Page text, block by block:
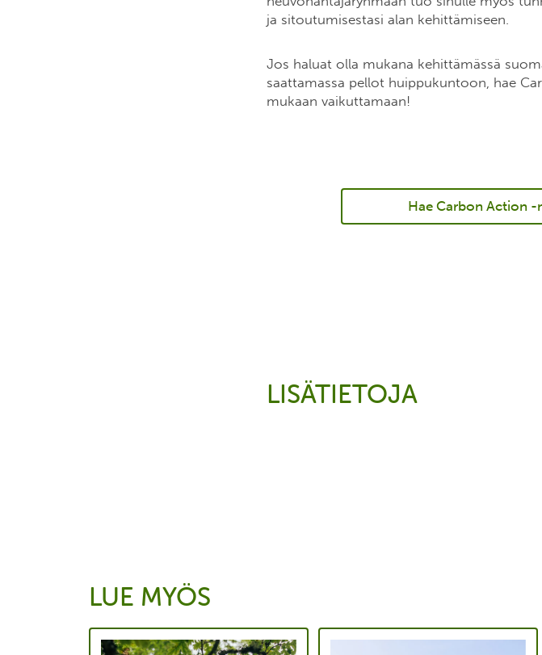
ja sitoutumisestasi alan kehittämiseen.
Jos haluat olla mukana kehittämässä
saattamassa pellot huippukuntoon, hae
mukaan vaikuttamaan!
Hae Carbon Action
LISÄTIETOJA
LUE MYÖS